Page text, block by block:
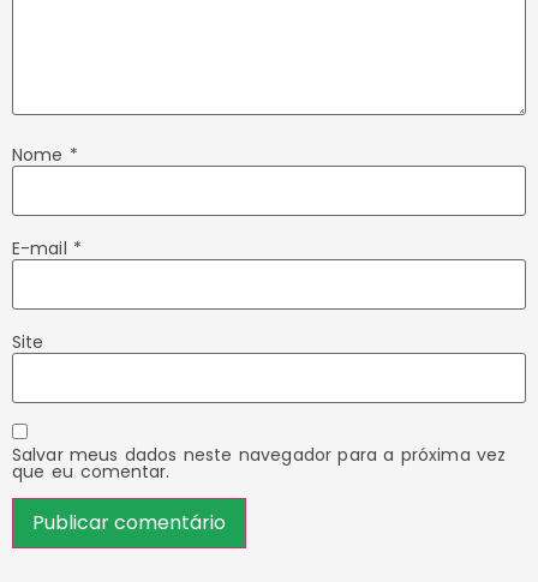
Nome *
E-mail *
Site
Salvar meus dados neste navegador para a próxima vez
que eu comentar.